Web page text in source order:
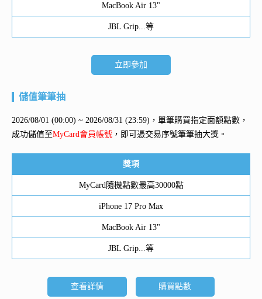
MacBook Air 13"
JBL Grip...等
立即參加
儲值筆筆抽
2026/08/01 (00:00) ~ 2026/08/31 (23:59)，單筆購買指定面額點數，
成功儲值至MyCard會員帳號 ，即可憑交易序號筆筆抽大獎。
獎項
MyCard隨機點數最高30000點
iPhone 17 Pro Max
MacBook Air 13"
JBL Grip...等
查看詳情 購買點數